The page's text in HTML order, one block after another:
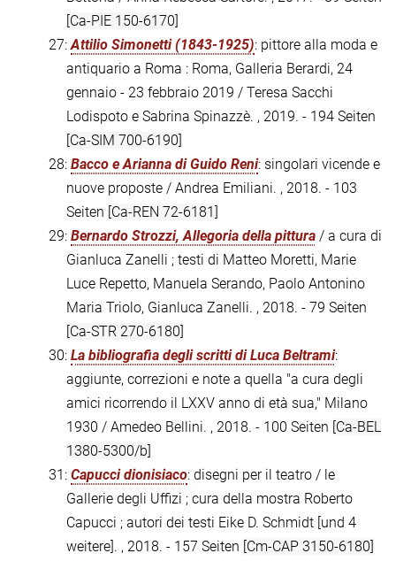
[Ca-PIE 150-6170]
27:Attilio Simonetti (1843-1925): pittore alla moda e
antiquario a Roma : Roma, Galleria Berardi, 24
gennaio - 23 febbraio 2019 / Teresa Sacchi
Lodispoto e Sabrina Spinazzè. , 2019. - 194 Seiten
[Ca-SIM 700-6190]
28: Bacco e Arianna di Guido Reni: singolari vicende e
nuove proposte / Andrea Emiliani. , 2018. - 103
Seiten [Ca-REN 72-6181]
29: Bernardo Strozzi, Allegoria della pittura / a cura di
Gianluca Zanelli ; testi di Matteo Moretti, Marie
Luce Repetto, Manuela Serando, Paolo Antonino
Maria Triolo, Gianluca Zanelli. , 2018. - 79 Seiten
[Ca-STR 270-6180]
30: La bibliografia degli scritti di Luca Beltrami:
aggiunte, correzioni e note a quella "a cura degli
amici ricorrendo il LXXV anno di età sua," Milano
1930 / Amedeo Bellini. , 2018. - 100 Seiten [Ca-BEL
1380-5300/b]
31: Capucci dionisiaco: disegni per il teatro / le
Gallerie degli Uffizi ; cura della mostra Roberto
Capucci ; autori dei testi Eike D. Schmidt [und 4
weitere]. , 2018. - 157 Seiten [Cm-CAP 3150-6180]